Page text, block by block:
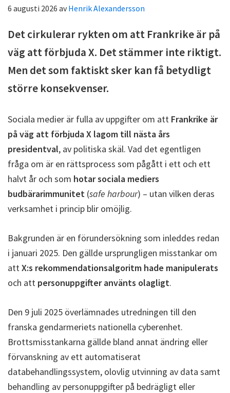
6 augusti 2026 avHenrik Alexandersson
Det cirkulerar rykten om att Frankrike är på
väg att förbjuda X. Det stämmer inte riktigt.
Men det som faktiskt sker kan få betydligt
större konsekvenser.
Sociala medier är fulla av uppgifter om att Frankrike är
på väg att förbjuda X lagom till nästa års
presidentval, av politiska skäl. Vad det egentligen
fråga om är en rättsprocess som pågått i ett och ett
halvt år och som hotar sociala mediers
budbärarimmunitet (safe harbour) – utan vilken deras
verksamhet i princip blir omöjlig.
Bakgrunden är en förundersökning som inleddes redan
i januari 2025. Den gällde ursprungligen misstankar om
attX:s rekommendationsalgoritm hade manipulerats
och att personuppgifter använts olagligt.
Den 9 juli 2025 överlämnades utredningen till den
franska gendarmeriets nationella cyberenhet.
Brottsmisstankarna gällde bland annat ändring eller
förvanskning av ett automatiserat
databehandlingssystem, olovlig utvinning av data samt
behandling av personuppgifter på bedrägligt eller